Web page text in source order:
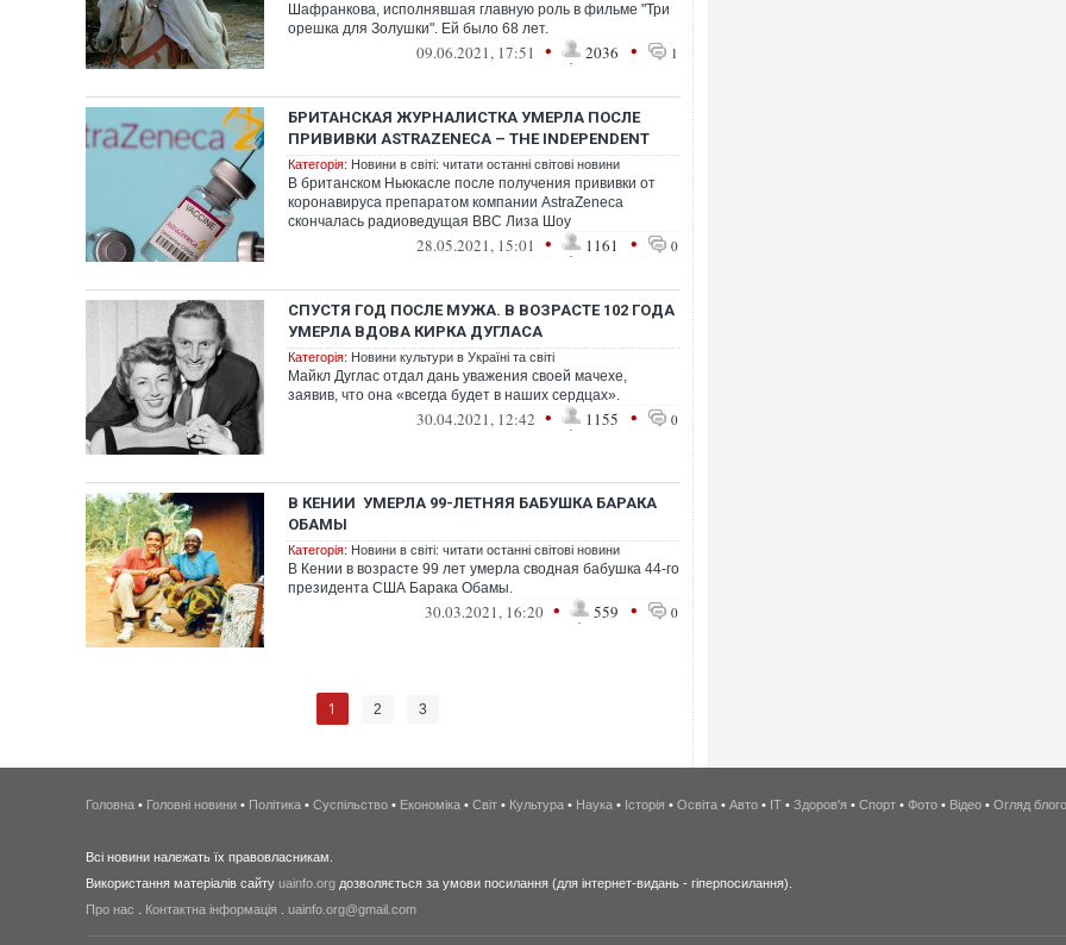
Шафранкова, исполнявшая главную роль в фильме "Три
орешка для Золушки". Ей было 68 лет.
09.06.2021, 17:51 • 2036 • 1
БРИТАНСКАЯ ЖУРНАЛИСТКА УМЕРЛА ПОСЛЕ
ПРИВИВКИ ASTRAZENECA – THE INDEPENDENT
Категорія: Новини в світі: читати останні світові новини
В британском Ньюкасле после получения прививки от
коронавируса препаратом компании AstraZeneca
скончалась радиоведущая ВВС Лиза Шоу
28.05.2021, 15:01 • 1161 • 0
СПУСТЯ ГОД ПОСЛЕ МУЖА. В ВОЗРАСТЕ 102 ГОДА
УМЕРЛА ВДОВА КИРКА ДУГЛАСА
Категорія: Новини культури в Україні та світі
Майкл Дуглас отдал дань уважения своей мачехе,
заявив, что она «всегда будет в наших сердцах».
30.04.2021, 12:42 • 1155 • 0
В КЕНИИ УМЕРЛА 99-ЛЕТНЯЯ БАБУШКА БАРАКА
ОБАМЫ
Категорія: Новини в світі: читати останні світові новини
В Кении в возрасте 99 лет умерла сводная бабушка 44-го
президента США Барака Обамы.
30.03.2021, 16:20 • 559 • 0
1 2 3
Головна • Головні новини • Політика • Суспільство • Економіка • Світ • Культура • Наука • Історія • Освіта • Авто • IT • Здоров'я • Спорт • Фото • Відео • Огляд
Всі новини належать їх правовласникам.
Використання матеріалів сайту uainfo.org дозволяється за умови посилання (для інтернет-видань - гіперпосилання).
Про нас
Контактна інформація uainfo.org@gmail.com